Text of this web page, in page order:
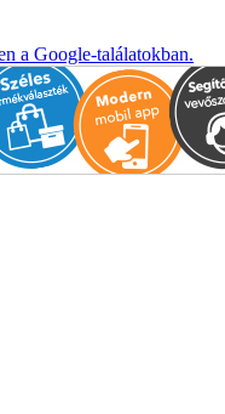
a Google-találatokban.